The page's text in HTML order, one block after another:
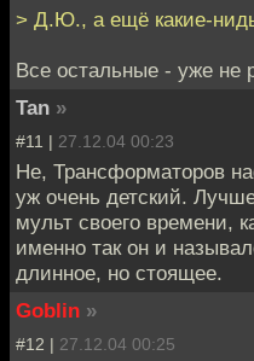
> Д.Ю., а ещё какие-
Все остальные - уже не
Tan »
#11 | 27.12.04 00:23
Не, Трансформаторов
уж очень детский.
мульт своего времени,
именно так он и
длинное, но стоящее.
Goblin »
#12 | 27.12.04 00:25